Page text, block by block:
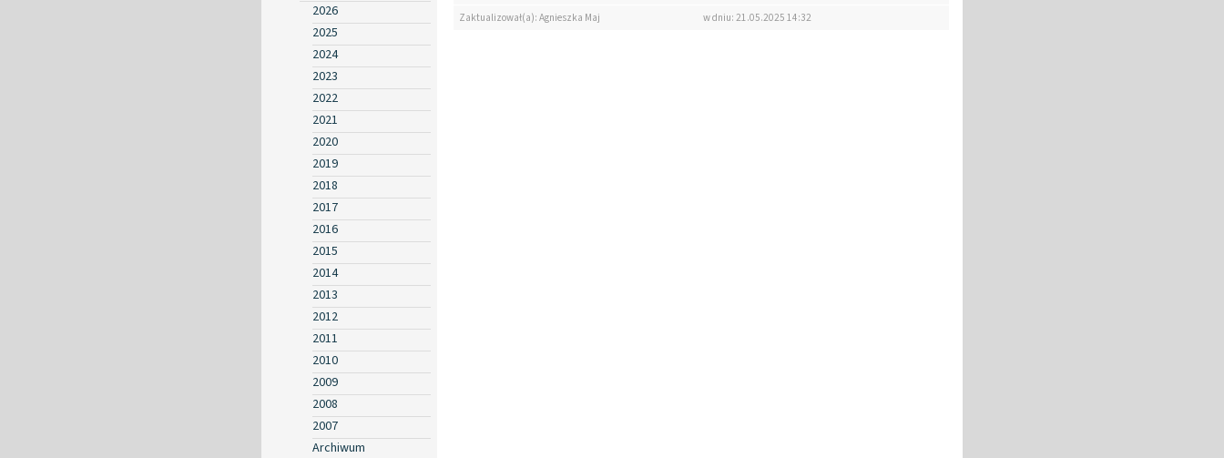
2026
2025
2024
2023
2022
2021
2020
2019
2018
2017
2016
2015
2014
2013
2012
2011
2010
2009
2008
2007
Archiwum
Zaktualizował(a): Agnieszka Maj
w dniu: 21.05.2025 14:32